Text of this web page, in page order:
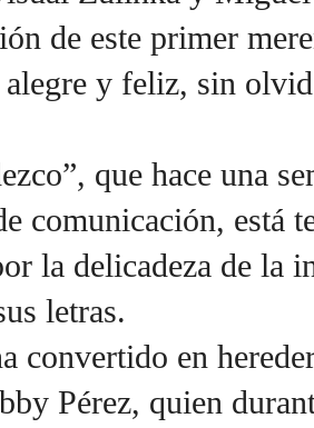
de este primer
y feliz, sin
que hace una
comunicación, está
la delicadeza de la
letras.
convertido en
Pérez, quien